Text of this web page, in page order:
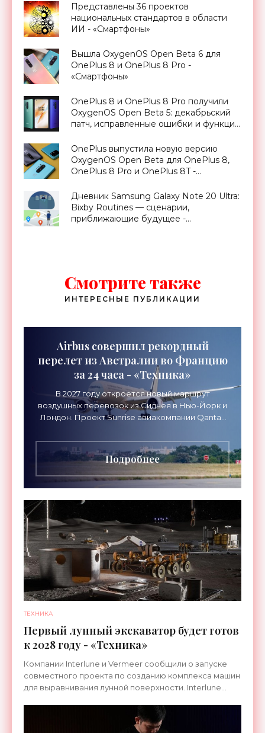
Представлены 36 проектов
национальных стандартов в области
ИИ - «Смартфоны»
Вышла OxygenOS Open Beta 6 для
OnePlus 8 и OnePlus 8 Pro -
«Смартфоны»
OnePlus 8 и OnePlus 8 Pro получили
OxygenOS Open Beta 5: декабрьский
патч, исправленные ошибки и функция
«Смартфоны»
OnePlus выпустила новую версию
OxygenOS Open Beta для OnePlus 8,
OnePlus 8 Pro и OnePlus 8T -
Дневник Samsung Galaxy Note 20 Ultra:
Bixby Routines — сценарии,
приближающие будущее -
Смотрите также
ИНТЕРЕСНЫЕ ПУБЛИКАЦИИ
Airbus совершил рекордный
перелет из Австралии во Францию
за 24 часа - «Техника»
В 2027 году откроется новый маршрут
воздушных перевозок из Сиднея в Нью-Йорк и
Лондон. Проект Sunrise авиакомпании Qantas
длительностью до 24
Подробнее
ТЕХНИКА
Первый лунный экскаватор будет готов
к 2028 году - «Техника»
Компании Interlune и Vermeer сообщили о запуске
совместного проекта по созданию комплекса машин
для выравнивания лунной поверхности. Interlune